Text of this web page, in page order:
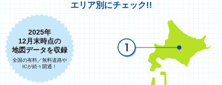
エリア別にチェック!!
2025年
12月末時点の
地図データを収録
全国の有料／無料道路や
ICが続々開通！